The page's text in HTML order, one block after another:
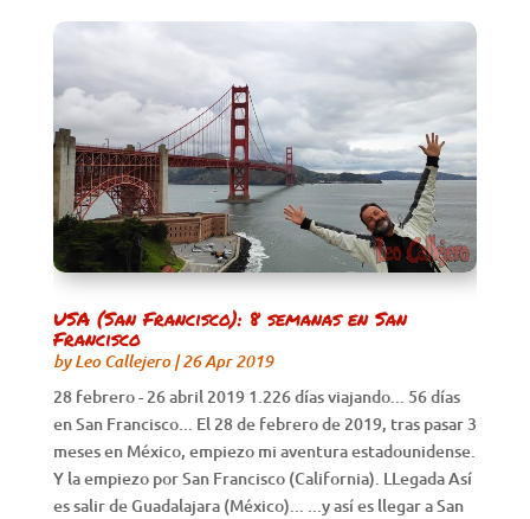
USA (San Francisco): 8 semanas en San
Francisco
byLeo Callejero|26 Apr 2019
28 febrero - 26 abril 2019 1.226 días viajando... 56 días
en San Francisco... El 28 de febrero de 2019, tras pasar 3
meses en México, empiezo mi aventura estadounidense.
Y la empiezo por San Francisco (California). LLegada Así
es salir de Guadalajara (México)... ...y así es llegar a San